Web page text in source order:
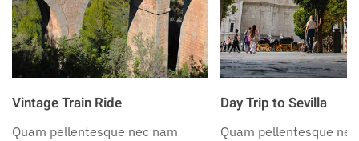
Vintage Train Ride
Quam pellentesque nec nam
Day Trip to Sevilla
Quam pellentesque